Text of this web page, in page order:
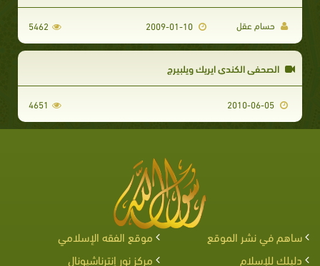
حسام عقل 2009-01-10
5462
الصحفي الكندي ايريك ويلبيرج
4651
ساهم في نشر الموقع
موقع الفقه الإسلامي
دليلك للإسلام
مركز نور إنترناشيونال